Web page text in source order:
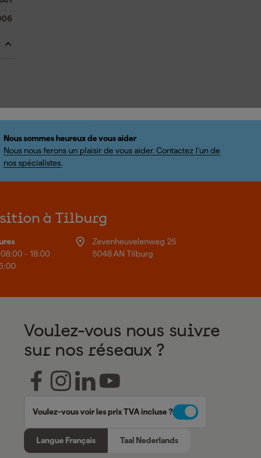
Nous sommes heureux de vous aider
Nous nous ferons un plaisir de vous aider. Contactez l'un de
nos spécialistes.
à Tilburg
- 18:00
Zevenheuvelenweg 25
5048 AN Tilburg
Voulez-vous nous suivre
sur nos réseaux ?
Voulez-vous voir les prix TVA incluse ?
Langue Français Taal Nederlands